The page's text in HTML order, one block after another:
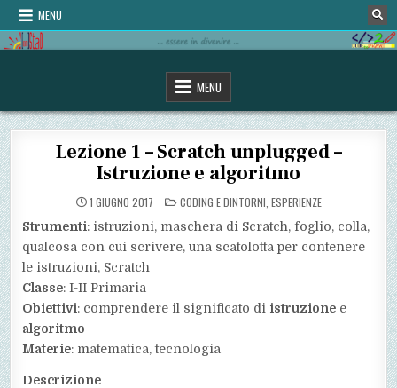
Skip
content
MENU
MENU
Lezione 1 – Scratch unplugged –
Istruzione e algoritmo
1 GIUGNO 2017 POSTED
IN
CODING E DINTORNI ESPERIENZE
Strumenti: istruzioni, maschera di Scratch, foglio, colla,
qualcosa con cui scrivere, una scatolotta per contenere
le istruzioni, Scratch
Classe: I-II Primaria
Obiettivi: comprendere il significato di istruzione e
algoritmo
Materie: matematica, tecnologia
Descrizione